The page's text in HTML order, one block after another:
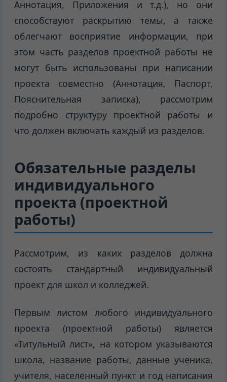
Аннотация, Приложения и т.д.), но они
способствуют раскрытию темы, а также
облегчают восприятие информации, при
этом часть разделов проектной работы не
могут быть использованы при написании
проекта совместно (Аннотация, Паспорт,
Пояснительная записка), рассмотрим
подробно структуру проектной работы и
что должен включать каждый из разделов.
Обязательные разделы
индивидуального
проекта (проектной
работы)
Рассмотрим, из каких разделов должна
состоять стандартный индивидуальный
проект для школ и колледжей.
Первым листом любого индивидуального
проекта (проектной работы) является
«Титульный лист», на котором указываются
школа, название работы, данные ученика,
учителя, населенный пункт и год написания